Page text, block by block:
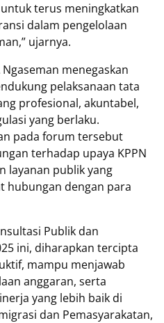
terus meningkatkan
dalam pengelolaan
ujarnya.
menegaskan
pelaksanaan tata
profesional, akuntabel,
yang berlaku.
pada forum tersebut
terhadap upaya KPPN
layanan publik yang
hubungan dengan para
Publik dan
ini, diharapkan tercipta
mampu menjawab
anggaran, serta
yang lebih baik di
dan Pemasyarakatan,